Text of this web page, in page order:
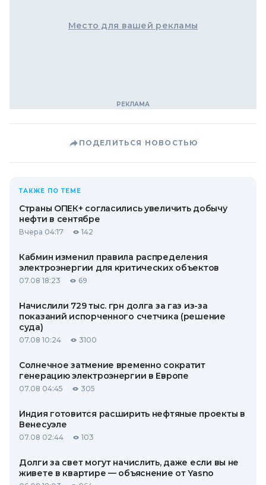
Место для вашей рекламы
ПОДЕЛИТЬСЯ НОВОСТЬЮ
ТАКЖЕ ПО ТЕМЕ
Страны ОПЕК+ согласились увеличить добычу
нефти в сентябре
Вчера 04:17 142
Кабмин изменил правила распределения
электроэнергии для критических объектов
07.08 18:23 69
Начислили 729 тыс. грн долга за газ из-за
показаний испорченного счетчика (решение
суда)
07.08 10:24 3100
Солнечное затмение временно сократит
генерацию электроэнергии в Европе
07.08 04:45 305
Индия готовится расширить нефтяные проекты в
Венесуэле
07.08 02:44 103
Долги за свет могут начислить, даже если вы не
живете в квартире — объяснение от Yasno